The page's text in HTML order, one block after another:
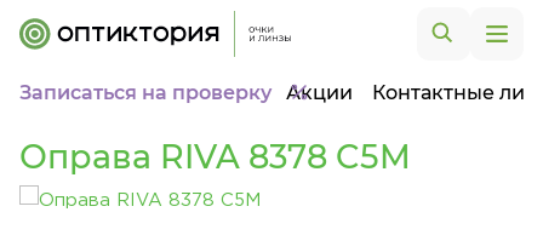
Записаться на проверку Акции Контактные
Оправа RIVA 8378 C5M